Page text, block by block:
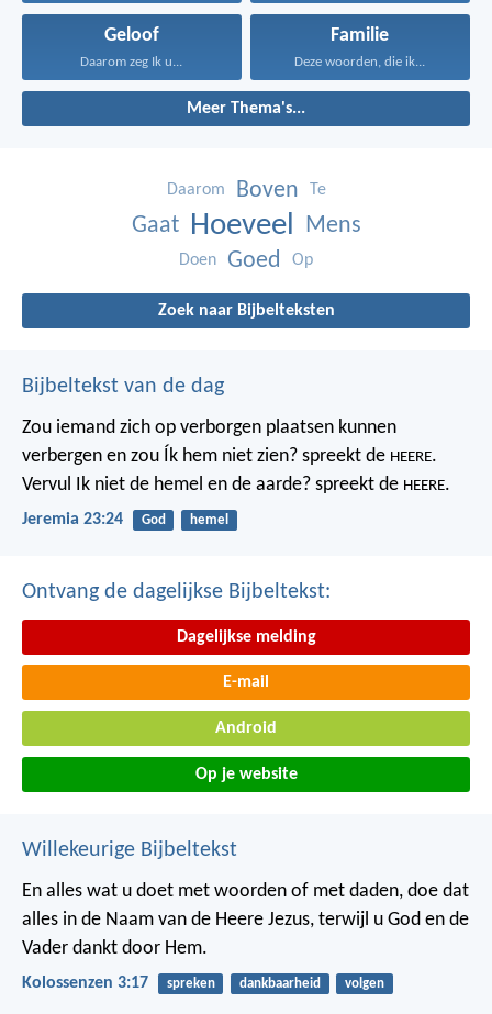
Geloof
Daarom zeg Ik u...
Familie
Deze woorden, die ik...
Meer Thema's...
Daarom Boven Te
Gaat Hoeveel Mens
Doen Goed Op
Zoek naar Bijbelteksten
Bijbeltekst van de dag
Zou iemand zich op verborgen plaatsen kunnen
verbergen en zou Ík hem niet zien? spreekt de HEERE.
Vervul Ik niet de hemel en de aarde? spreekt de HEERE.
Jeremia 23:24 God hemel
Ontvang de dagelijkse Bijbeltekst:
Dagelijkse melding
E-mail
Android
Op je website
Willekeurige Bijbeltekst
En alles wat u doet met woorden of met daden, doe dat
alles in de Naam van de Heere Jezus, terwijl u God en de
Vader dankt door Hem.
Kolossenzen 3:17 spreken dankbaarheid volgen